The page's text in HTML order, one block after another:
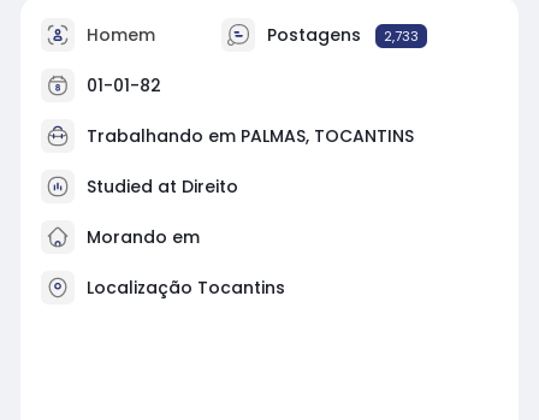
Homem Postagens 2,733
01-01-82
Trabalhando em PALMAS, TOCANTINS
Studied at Direito
Morando em
Localização Tocantins